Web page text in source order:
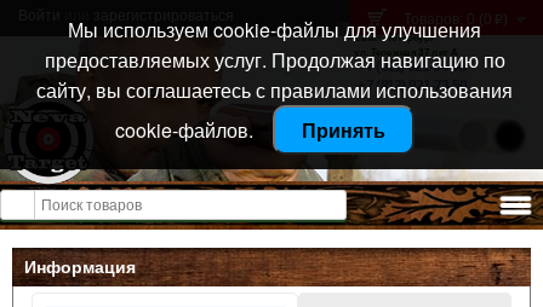
Санкт-Петербург
ул. Тележная 37 лит А
+7 (911) 021-04-08
+7 (812) 921-73-50
Товаров: 0 (0 p )
Открыть меню
Информация
Мы используем cookie-файлы для улучшения
предоставляемых услуг. Продолжая навигацию по
сайту, вы соглашаетесь с правилами использования
cookie-файлов.
Принять